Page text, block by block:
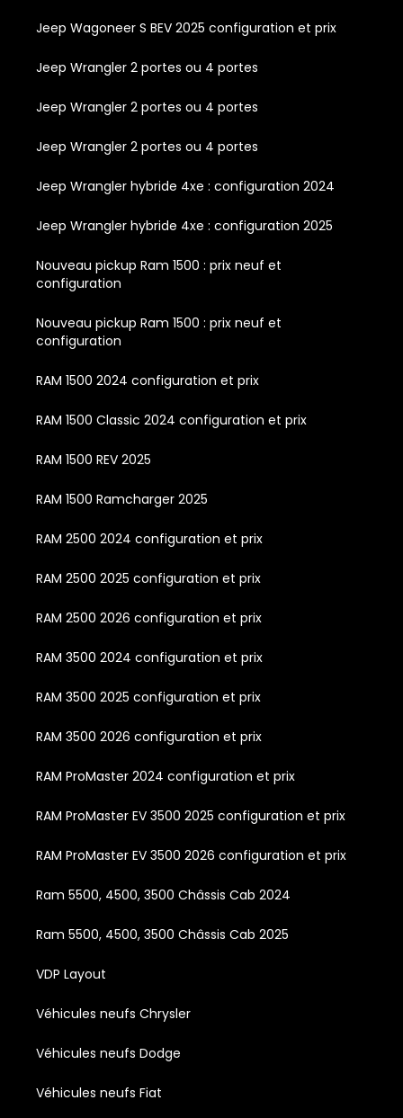
Jeep Wagoneer S BEV 2025 configuration et prix
Jeep Wrangler 2 portes ou 4 portes
Jeep Wrangler 2 portes ou 4 portes
Jeep Wrangler 2 portes ou 4 portes
Jeep Wrangler hybride 4xe : configuration 2024
Jeep Wrangler hybride 4xe : configuration 2025
Nouveau pickup Ram 1500 : prix neuf et
configuration
Nouveau pickup Ram 1500 : prix neuf et
configuration
RAM 1500 2024 configuration et prix
RAM 1500 Classic 2024 configuration et prix
RAM 1500 REV 2025
RAM 1500 Ramcharger 2025
RAM 2500 2024 configuration et prix
RAM 2500 2025 configuration et prix
RAM 2500 2026 configuration et prix
RAM 3500 2024 configuration et prix
RAM 3500 2025 configuration et prix
RAM 3500 2026 configuration et prix
RAM ProMaster 2024 configuration et prix
RAM ProMaster EV 3500 2025 configuration et prix
RAM ProMaster EV 3500 2026 configuration et prix
Ram 5500, 4500, 3500 Châssis Cab 2024
Ram 5500, 4500, 3500 Châssis Cab 2025
VDP Layout
Véhicules neufs Chrysler
Véhicules neufs Dodge
Véhicules neufs Fiat